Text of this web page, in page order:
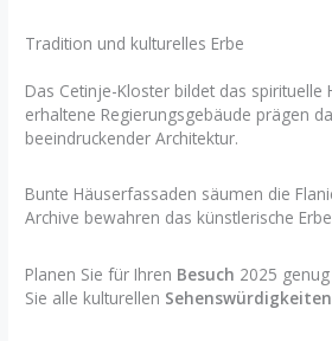
Tradition und kulturelles Erbe
Das Cetinje-Kloster bildet das spirituelle
erhaltene Regierungsgebäude prägen
beeindruckender Architektur.
Bunte Häuserfassaden säumen die
Archive bewahren das künstlerische
Planen Sie für Ihren Besuch 2025
Sie alle kulturellen Sehenswürdigkeiten